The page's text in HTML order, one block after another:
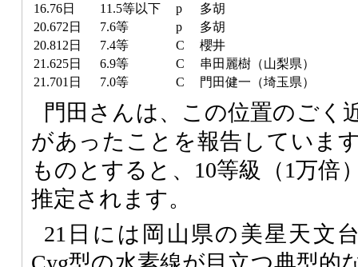
16.76日
11.5等以下 p
多胡
20.672日
7.6等 p
多胡
20.812日
7.4等 C
櫻井
21.625日
6.9等 C
串田麗樹（山梨県）
21.701日
7.0等 C 門田健一（埼玉県）
門田さんは、この位置のごく
があったことを報告していま
ものとすると、10等級（1万倍
推定されます。
21日には岡山県の美星天文